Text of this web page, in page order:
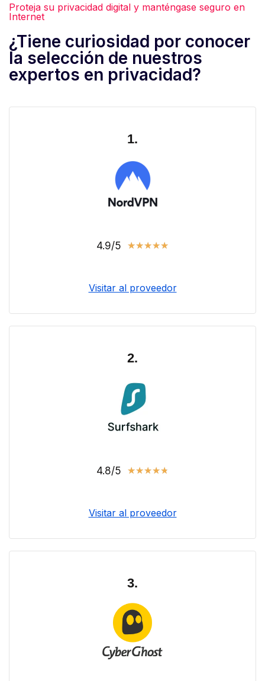
Proteja su privacidad digital y manténgase seguro en
Internet
¿Tiene curiosidad por conocer
la selección de nuestros
expertos en privacidad?
1.
4.9/5 ★★★★★
Visitar al proveedor
2.
4.8/5 ★★★★★
Visitar al proveedor
3.